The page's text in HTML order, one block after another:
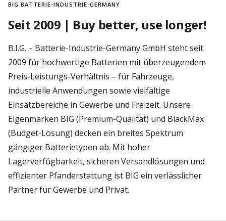
BIG BATTERIE-INDUSTRIE-GERMANY
Seit 2009 | Buy better, use longer!
B.I.G. – Batterie-Industrie-Germany GmbH steht seit
2009 für hochwertige Batterien mit überzeugendem
Preis-Leistungs-Verhältnis – für Fahrzeuge,
industrielle Anwendungen sowie vielfältige
Einsatzbereiche in Gewerbe und Freizeit. Unsere
Eigenmarken BIG (Premium-Qualität) und BlackMax
(Budget-Lösung) decken ein breites Spektrum
gängiger Batterietypen ab. Mit hoher
Lagerverfügbarkeit, sicheren Versandlösungen und
effizienter Pfanderstattung ist BIG ein verlässlicher
Partner für Gewerbe und Privat.